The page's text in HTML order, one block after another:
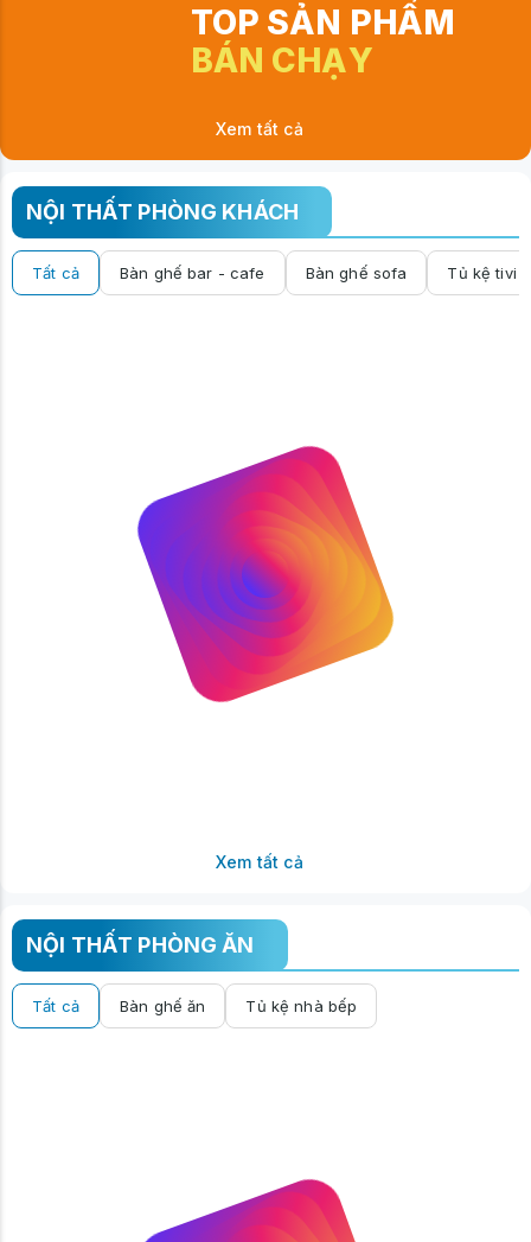
TOP SẢN PHẨM
BÁN CHẠY
Xem tất cả
NỘI THẤT PHÒNG KHÁCH
Tất cả Bàn ghế bar - cafe Bàn ghế sofa Tủ kệ tivi
Xem tất cả
NỘI THẤT PHÒNG ĂN
Tất cả Bàn ghế ăn Tủ kệ nhà bếp